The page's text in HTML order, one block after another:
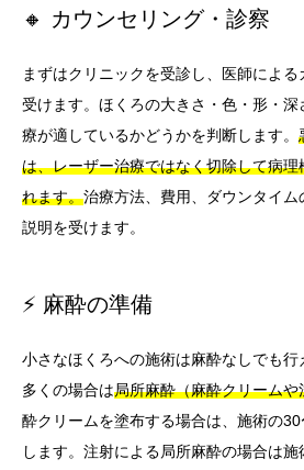
🔸 カウンセリング・診察
まずはクリニックを受診し、医師によ
受けます。ほくろの大きさ・色・形・
療が適しているかどうかを判断します。
は、レーザー治療ではなく切除して病
れます。治療方法、費用、ダウンタイム
説明を受けます。
⚡ 麻酔の準備
小さなほくろへの施術は麻酔なしでも行
多くの場合は局所麻酔（麻酔クリーム
酔クリームを塗布する場合は、施術の
します。注射による局所麻酔の場合は